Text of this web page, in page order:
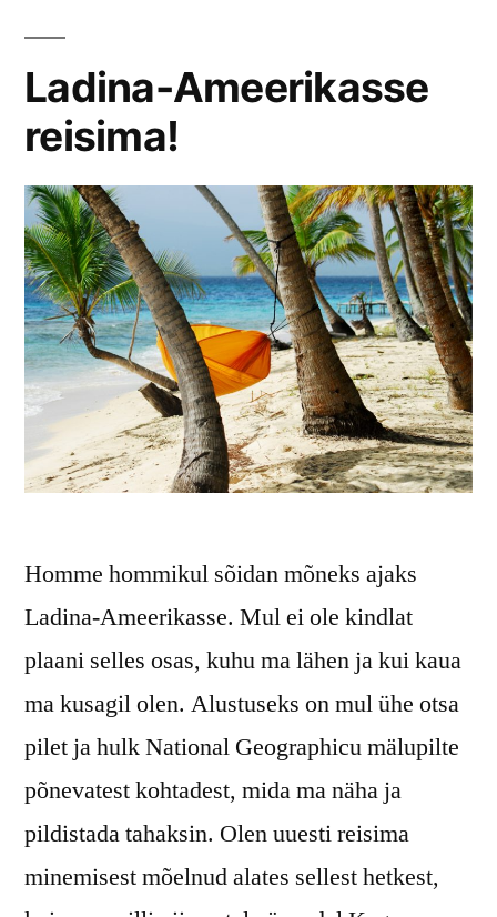
Ladina-Ameerikasse
reisima!
Homme hommikul sõidan mõneks ajaks
Ladina-Ameerikasse. Mul ei ole kindlat
plaani selles osas, kuhu ma lähen ja kui kaua
ma kusagil olen. Alustuseks on mul ühe otsa
pilet ja hulk National Geographicu mälupilte
põnevatest kohtadest, mida ma näha ja
pildistada tahaksin. Olen uuesti reisima
minemisest mõelnud alates sellest hetkest,